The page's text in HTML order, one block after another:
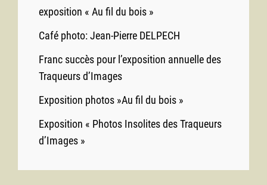
exposition « Au fil du bois »
Café photo: Jean-Pierre DELPECH
Franc succès pour l’exposition annuelle des
Traqueurs d’Images
Exposition photos »Au fil du bois »
Exposition « Photos Insolites des Traqueurs
d’Images »